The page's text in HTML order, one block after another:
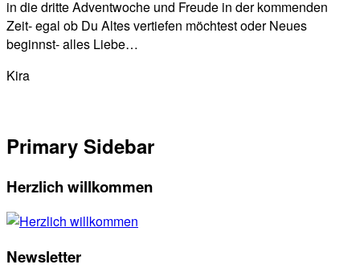
in die dritte Adventwoche und Freude in der kommenden
Zeit- egal ob Du Altes vertiefen möchtest oder Neues
beginnst- alles Liebe…
Kira
Primary Sidebar
Herzlich willkommen
Newsletter